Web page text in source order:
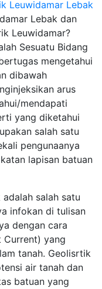
Lebak dan
Leuwidamar?
Sesuatu Bidang
mengetahui
dibawah
arus
mendapati
yang diketahui
salah satu
pengunaanya
lapisan batuan
salah satu
infokan di tulisan
dengan cara
Current) yang
tanah. Geolisrtik
air tanah dan
batuan yang